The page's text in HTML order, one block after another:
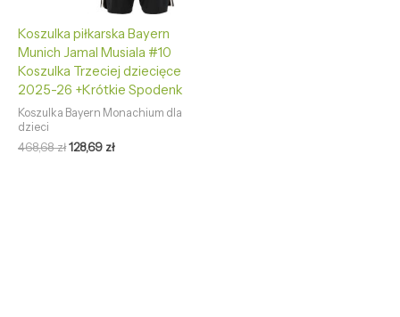
Koszulka piłkarska Bayern
Munich Jamal Musiala #10
Koszulka Trzeciej dziecięce
2025-26 +Krótkie Spodenk
Koszulka Bayern Monachium dla
dzieci
468,68zł128,69 zł